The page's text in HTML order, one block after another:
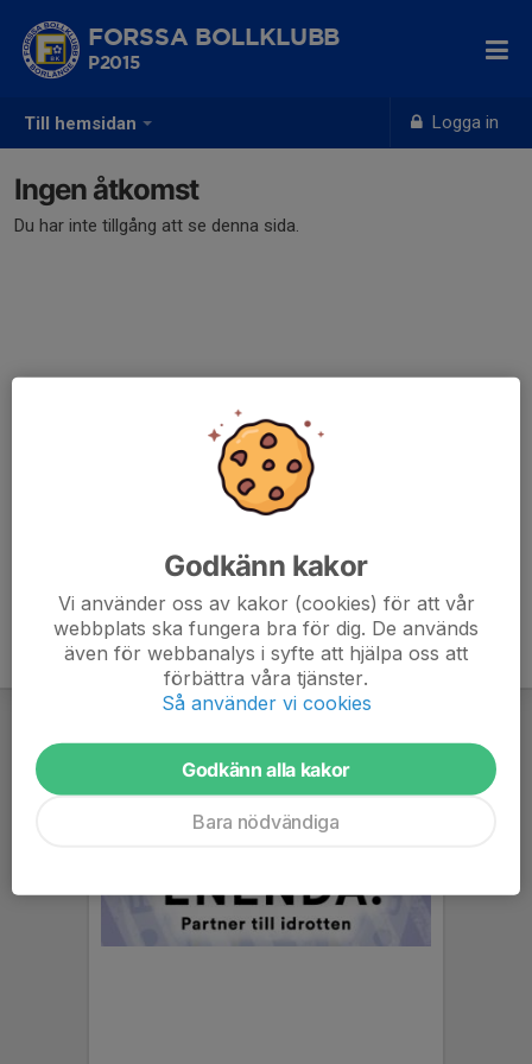
Till hemsidan Logga in
FORSSA BOLLKLUBB
P2015
Ingen åtkomst
Du har inte tillgång att se denna sida.
Godkänn kakor
Vi använder oss av kakor (cookies) för att vår
webbplats ska fungera bra för dig. De används
även för webbanalys i syfte att hjälpa oss att
förbättra våra tjänster.
Så använder vi cookies
Godkänn alla kakor
Bara nödvändiga